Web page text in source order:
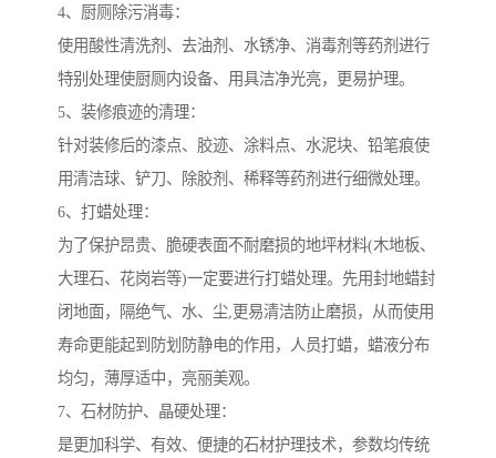
4、厨厕除污消毒：
使用酸性清洗剂、去油剂、水锈净、消毒剂等药剂进行
特别处理使厨厕内设备、用具洁净光亮，更易护理。
5、装修痕迹的清理：
针对装修后的漆点、胶迹、涂料点、水泥块、铅笔痕使
用清洁球、铲刀、除胶剂、稀释等药剂进行细微处理。
6、打蜡处理：
为了保护昂贵、脆硬表面不耐磨损的地坪材料(木地板、
大理石、花岗岩等)一定要进行打蜡处理。先用封地蜡封
闭地面，隔绝气、水、尘,更易清洁防止磨损，从而使用
寿命更能起到防划防静电的作用，人员打蜡，蜡液分布
均匀，薄厚适中，亮丽美观。
7、石材防护、晶硬处理：
是更加科学、有效、便捷的石材护理技术，参数均传统